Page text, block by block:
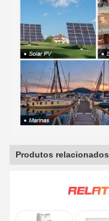
Produtos relacionados